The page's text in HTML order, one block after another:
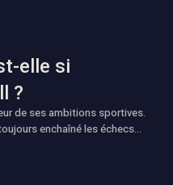
elle si
?
de ses ambitions sportives.
enchaîné les échecs...